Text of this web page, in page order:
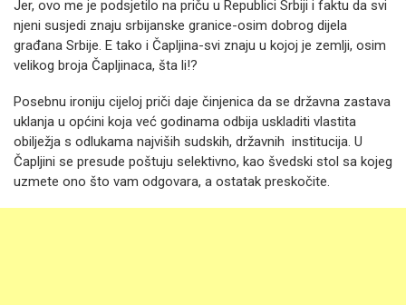
Jer, ovo me je podsjetilo na priču u Republici Srbiji i faktu da svi
njeni susjedi znaju srbijanske granice-osim dobrog dijela
građana Srbije. E tako i Čapljina-svi znaju u kojoj je zemlji, osim
velikog broja Čapljinaca, šta li!?
Posebnu ironiju cijeloj priči daje činjenica da se državna zastava
uklanja u općini koja već godinama odbija uskladiti vlastita
obilježja s odlukama najviših sudskih, državnih institucija. U
Čapljini se presude poštuju selektivno, kao švedski stol sa kojeg
uzmete ono što vam odgovara, a ostatak preskočite.